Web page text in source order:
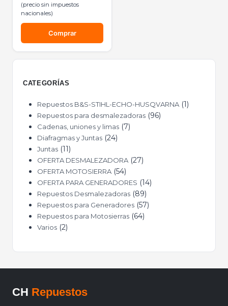
(precio sin impuestos
nacionales)
Comprar
CATEGORÍAS
Repuestos B&S-STIHL-ECHO-HUSQVARNA 1
Repuestos para desmalezadoras 96
Cadenas, uniones y limas 7
Diafragmas y Juntas 24
Juntas 11
OFERTA DESMALEZADORA 27
OFERTA MOTOSIERRA 54
OFERTA PARA GENERADORES 14
Repuestos Desmalezadoras 89
Repuestos para Generadores 57
Repuestos para Motosierras 64
Varios 2
CH Repuestos